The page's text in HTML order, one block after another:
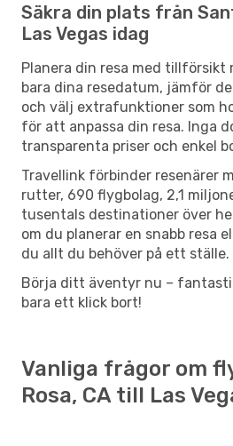
Säkra din plats från
Las Vegas idag
Planera din resa med tillförsikt
bara dina resedatum, jämför
och välj extrafunktioner som
för att anpassa din resa. Inga
transparenta priser och enkel
Travellink förbinder resenärer
rutter, 690 flygbolag, 2,1
tusentals destinationer över
om du planerar en snabb resa
du allt du behöver på ett ställe.
Börja ditt äventyr nu –
bara ett klick bort!
Vanliga frågor om
Rosa, CA till Las